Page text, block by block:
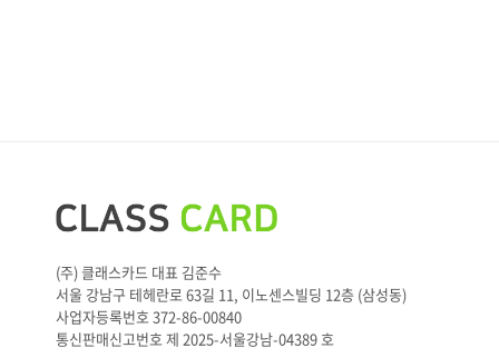
(주) 클래스카드 대표 김준수
서울 강남구 테헤란로 63길 11, 이노센스빌딩 12층 (삼성동)
사업자등록번호 372-86-00840
통신판매신고번호 제 2025-서울강남-04389 호